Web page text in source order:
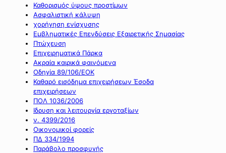
Καθορισμός ύψους προστίμων
Ασφαλιστική κάλυψη
χορήγηση ενίσχυσης
Εμβληματικές Επενδύσεις Εξαιρετικής Σημασίας
Πτώχευση
Επιχειρηματικά Πάρκα
Ακραία καιρικά φαινόμενα
Οδηγία 89/106/ΕΟΚ
Καθαρό εισόδημα επιχειρήσεων Έσοδα
επιχειρήσεων
ΠΟΛ 1036/2006
Ιδρυση και λειτουργία εργοταξίων
ν. 4399/2016
Οικονομικοί φορείς
ΠΔ 334/1994
Παράβολο προσφυγής